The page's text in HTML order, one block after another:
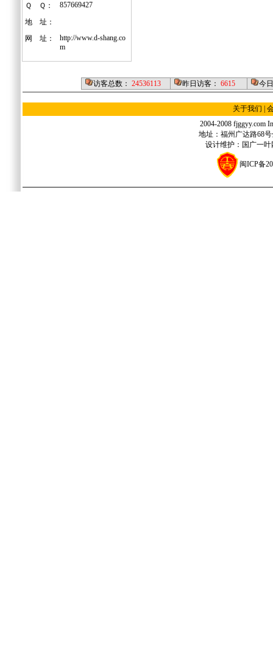
Ｑ Ｑ：
857669427
地 址：
网 址：
http://www.d-shang.co
m
访客总数： 24536113 昨日访客： 6615 今
关于我们
2004-2008 fjggyy.com
地址：福州广达路68
设计维护：国广一叶
闽ICP备